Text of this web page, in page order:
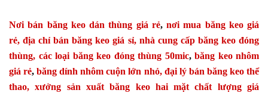
Nơi bán băng keo dán thùng giá rẻ, nơi mua băng keo giá
rẻ, địa chỉ bán băng keo giá sỉ, nhà cung cấp băng keo đóng
thùng, các loại băng keo đóng thùng 50mic, băng keo nhôm
giá rẻ,băng dính nhôm cuộn lớn nhỏ, đại lý bán băng keo thể
thao, xưởng sản xuất băng keo hai mặt chất lượng giá